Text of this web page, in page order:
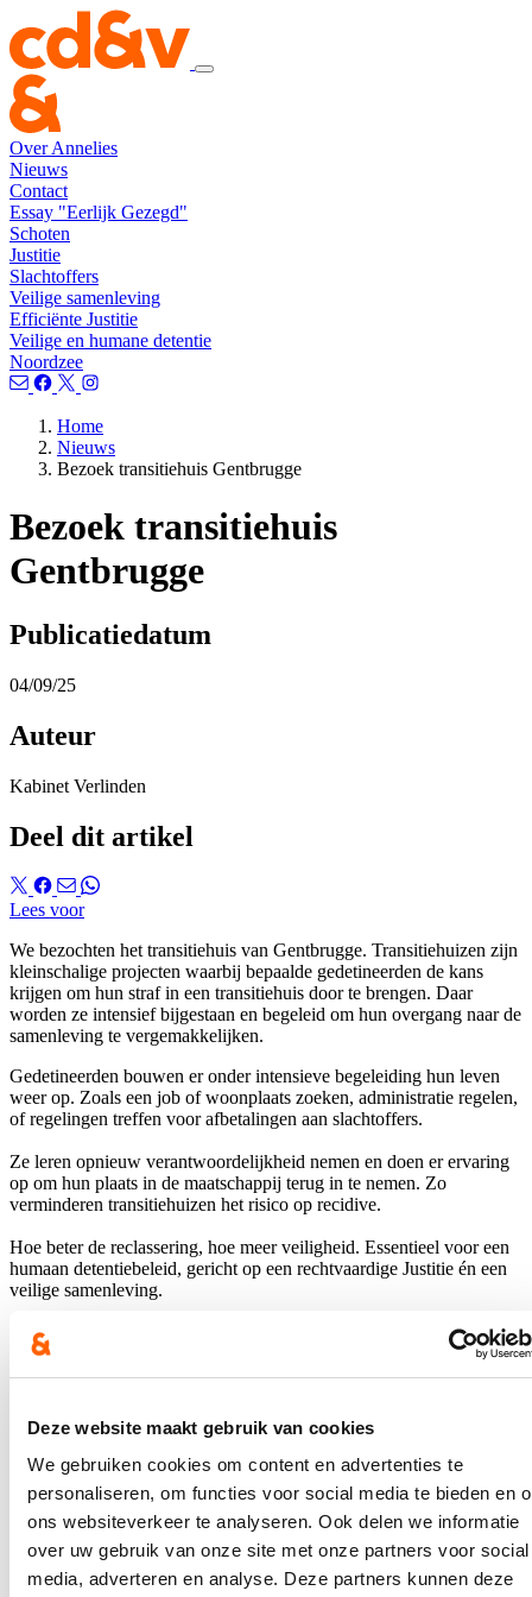
Deze website maakt gebruik van cookies
We gebruiken cookies om content en advertenties te
personaliseren, om functies voor social media te bieden en
ons websiteverkeer te analyseren. Ook delen we informatie
over uw gebruik van onze site met onze partners voor social
media, adverteren en analyse. Deze partners kunnen deze
Over Annelies
Nieuws
Contact
Essay "Eerlijk Gezegd"
Schoten
Justitie
Slachtoffers
Veilige samenleving
Efficiënte Justitie
Veilige en humane detentie
Noordzee
Home
Nieuws
Bezoek transitiehuis Gentbrugge
Bezoek transitiehuis
Gentbrugge
Publicatiedatum
04/09/25
Auteur
Kabinet Verlinden
Deel dit artikel
Lees voor
We bezochten het transitiehuis van Gentbrugge. Transitiehuizen zijn
kleinschalige projecten waarbij bepaalde gedetineerden de kans
krijgen om hun straf in een transitiehuis door te brengen. Daar
worden ze intensief bijgestaan en begeleid om hun overgang naar de
samenleving te vergemakkelijken.
Gedetineerden bouwen er onder intensieve begeleiding hun leven
weer op. Zoals een job of woonplaats zoeken, administratie regelen,
of regelingen treffen voor afbetalingen aan slachtoffers.
Ze leren opnieuw verantwoordelijkheid nemen en doen er ervaring
op om hun plaats in de maatschappij terug in te nemen. Zo
verminderen transitiehuizen het risico op recidive.
Hoe beter de reclassering, hoe meer veiligheid. Essentieel voor een
humaan detentiebeleid, gericht op een rechtvaardige Justitie én een
veilige samenleving.
Hou me op de hoogte
E-mailadres
Postcode
Ja, ik wens de nieuwsbrief van Annelies Verlinden te ontvangen op
bovenstaand mailadres*
Klikhierom de privacyvoorwaarden te raadplegen